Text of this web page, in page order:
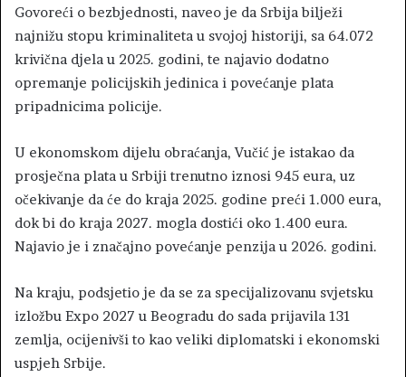
Govoreći o bezbjednosti, naveo je da Srbija bilježi
najnižu stopu kriminaliteta u svojoj historiji, sa 64.072
krivična djela u 2025. godini, te najavio dodatno
opremanje policijskih jedinica i povećanje plata
pripadnicima policije.
U ekonomskom dijelu obraćanja, Vučić je istakao da
prosječna plata u Srbiji trenutno iznosi 945 eura, uz
očekivanje da će do kraja 2025. godine preći 1.000 eura,
dok bi do kraja 2027. mogla dostići oko 1.400 eura.
Najavio je i značajno povećanje penzija u 2026. godini.
Na kraju, podsjetio je da se za specijalizovanu svjetsku
izložbu Expo 2027 u Beogradu do sada prijavila 131
zemlja, ocijenivši to kao veliki diplomatski i ekonomski
uspjeh Srbije.